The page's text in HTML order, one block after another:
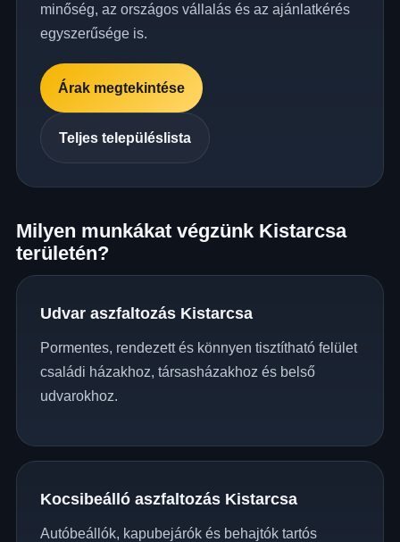
minőség, az országos vállalás és az ajánlatkérés
egyszerűsége is.
Árak megtekintése
Teljes településlista
Milyen munkákat végzünk Kistarcsa
területén?
Udvar aszfaltozás Kistarcsa
Pormentes, rendezett és könnyen tisztítható felület
családi házakhoz, társasházakhoz és belső
udvarokhoz.
Kocsibeálló aszfaltozás Kistarcsa
Autóbeállók, kapubejárók és behajtók tartós